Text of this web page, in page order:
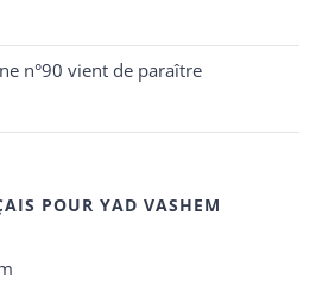
n°90 vient de paraître
POUR YAD VASHEM